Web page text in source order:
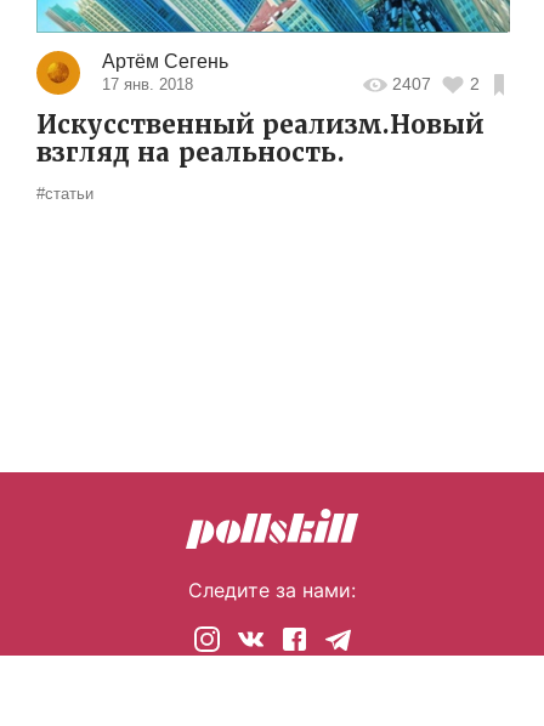
Артём Сегень
17 янв. 2018 2407 2
Искусственный реализм.Новый
взгляд на реальность.
#статьи
Следите за нами: